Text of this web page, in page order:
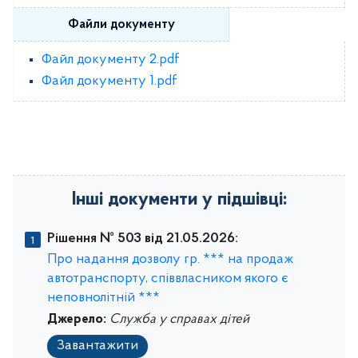
Файли документу
Файл документу 2.pdf
Файл документу 1.pdf
Інші документи у підшівці:
Рішення № 503 від 21.05.2026:
Про надання дозволу гр. *** на продаж
автотранспорту, співвласником якого є
неповнолітній ***
Джерело: Служба у справах дітей
Завантажити